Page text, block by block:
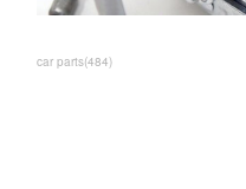
car parts(484)